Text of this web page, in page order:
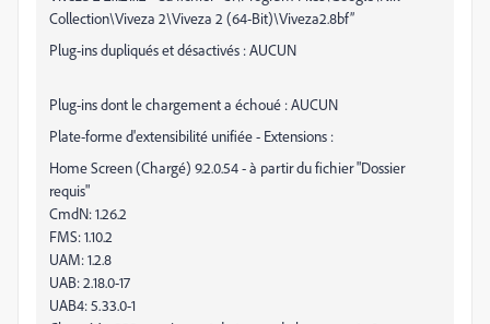
Collection\Viveza 2\Viveza 2 (64-Bit)\Viveza2.8bf”
Plug-ins dupliqués et désactivés : AUCUN
Plug-ins dont le chargement a échoué : AUCUN
Plate-forme d'extensibilité unifiée - Extensions :
Home Screen (Chargé) 9.2.0.54 - à partir du fichier "Dossier
requis"
CmdN: 1.26.2
FMS: 1.10.2
UAM: 1.2.8
UAB: 2.18.0-17
UAB4: 5.33.0-1